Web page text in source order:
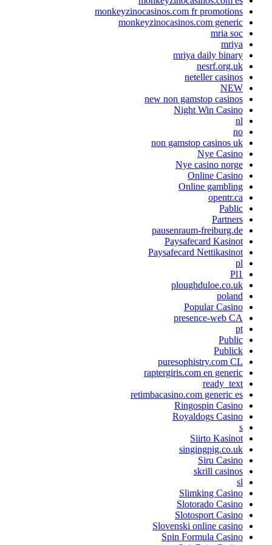
monkeyzinocasinos.com fr promotions
monkeyzinocasinos.com generic
mria soc
mriya
mriya daily binary
nesrf.org.uk
neteller casinos
NEW
new non gamstop casinos
Night Win Casino
nl
no
non gamstop casinos uk
Nye Casino
Nye casino norge
Online Casino
Online gambling
opentr.ca
Pablic
Partners
pausenraum-freiburg.de
Paysafecard Kasinot
Paysafecard Nettikasinot
pl
Pl1
ploughduloe.co.uk
poland
Popular Casino
presence-web CA
pt
Public
Publick
puresophistry.com CL
raptergiris.com en generic
ready_text
retimbacasino.com generic es
Ringospin Casino
Royaldogs Casino
s
Siirto Kasinot
singingpig.co.uk
Siru Casino
skrill casinos
sl
Slimking Casino
Slotorado Casino
Slotosport Casino
Slovenski online casino
Spin Formula Casino